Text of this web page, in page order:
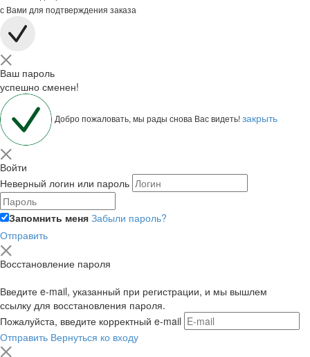
с Вами для подтверждения заказа
Ваш пароль
успешно сменен!
Добро пожаловать, мы рады снова Вас видеть!закрыть
Войти
Неверный логин или пароль
Запомнить меня Забыли пароль?
Отправить
Восстановление пароля
Введите e-mail, указанный при регистрации, и мы вышлем
ссылку для восстановления пароля.
Пожалуйста, введите корректный e-mail
Отправить Вернуться ко входу